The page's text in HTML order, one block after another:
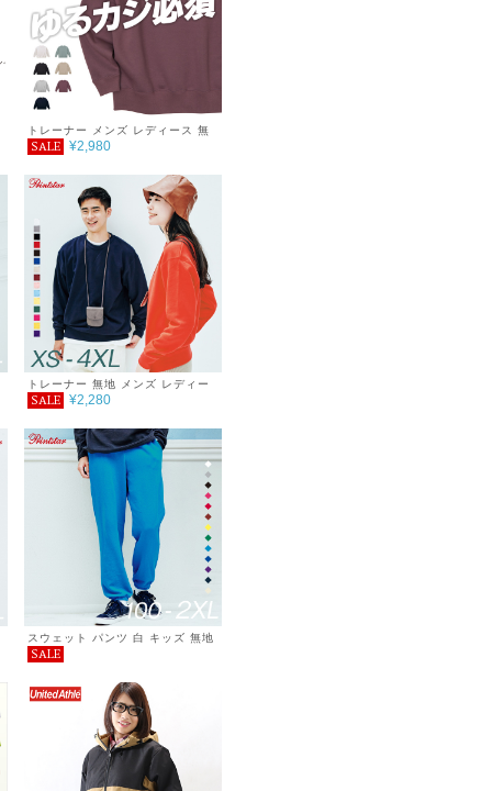
トレーナー メンズ レディース 無
地 T/C ビッグシルエット クルーネ
毛 シンプル あったか ゆったり ゆ
るカジ おしゃれ 秋冬 冬 巣ごもり
SALE ¥2,980
トレーナー 無地 メンズ レディー
ス シンプル カジュアル おしゃれ
ック 裏毛 9.7オンス あったか ゆ
ったり 春 秋 冬 巣ごもり
SALE ¥2,280
スウェット パンツ 白 キッズ 無地
メンズ レディース 裏毛 ダンス シ
SALE